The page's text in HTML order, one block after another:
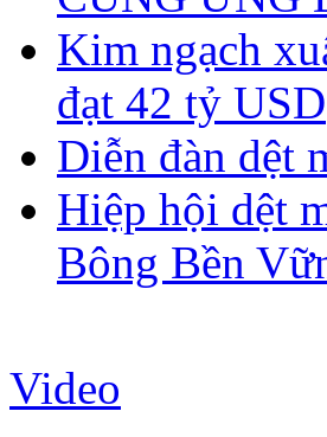
Kim ngạch
đạt 42 tỷ USD
Diễn đàn dệt
Hiệp hội dệt
Bông Bền
Video